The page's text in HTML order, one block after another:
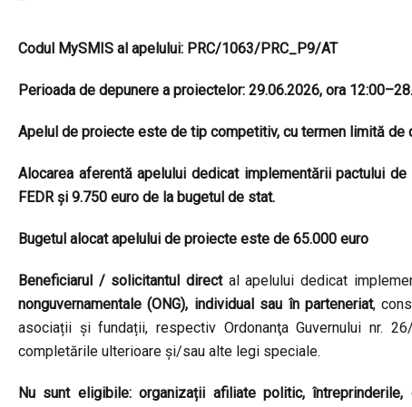
Codul MySMIS al apelului: PRC/1063/PRC_P9/AT
Perioada de depunere a proiectelor: 29.06.2026, ora
Apelul de proiecte este de tip competitiv, cu termen limită de
Alocarea aferentă apelului dedicat implementării pactului
FEDR și 9.750 euro de la bugetul de stat.
Bugetul alocat apelului de proiecte este de 65.000 euro
Beneficiarul / solicitantul directal apelului dedicat
nonguvernamentale (ONG), individual sau în parteneriat,
asociații şi fundații, respectiv Ordonanţa Guvernului nr.
completările ulterioare și/sau alte legi speciale.
Nu sunt eligibile: organizații afiliate politic,